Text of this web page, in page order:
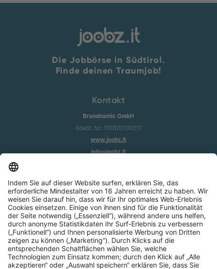
Die Jobbörse in Südtirol.
Finde deinen Traumjob!
Kontakt
Brandnamic GmbH
MwSt. Nr.: IT02610190213
www.joobz.it
info@joobz.it
Impressum
Datenschutz
AGB
Cookie-Einstellungen
Service
Über uns